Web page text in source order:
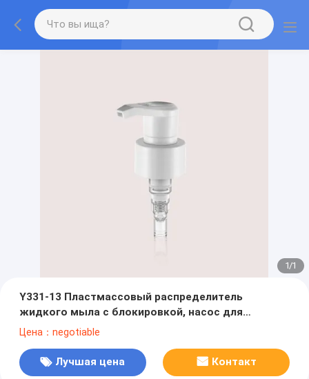
1/1
Y331-13 Пластмассовый распределитель
жидкого мыла с блокировкой, насос для
шампуня и ухода за волосами
Цена：negotiable
Лучшая цена Контакт